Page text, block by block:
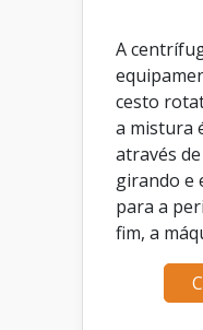
A
cesto
a mistura
através
girando e
para a
fim, a